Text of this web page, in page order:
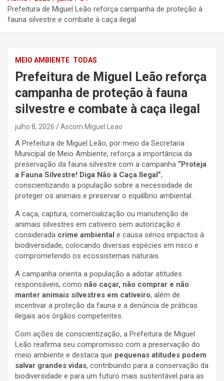
Prefeitura de Miguel Leão reforça campanha de proteção à
fauna silvestre e combate à caça ilegal
MEIO AMBIENTE TODAS
Prefeitura de Miguel Leão reforça
campanha de proteção à fauna
silvestre e combate à caça ilegal
julho 8, 2026 Ascom Miguel Leao
A Prefeitura de Miguel Leão, por meio da Secretaria
Municipal de Meio Ambiente, reforça a importância da
preservação da fauna silvestre com a campanha “Proteja
a Fauna Silvestre! Diga Não à Caça Ilegal”,
conscientizando a população sobre a necessidade de
proteger os animais e preservar o equilíbrio ambiental.
A caça, captura, comercialização ou manutenção de
animais silvestres em cativeiro sem autorização é
considerada crime ambiental e causa sérios impactos à
biodiversidade, colocando diversas espécies em risco e
comprometendo os ecossistemas naturais.
A campanha orienta a população a adotar atitudes
responsáveis, como não caçar, não comprar e não
manter animais silvestres em cativeiro, além de
incentivar a proteção da fauna e a denúncia de práticas
ilegais aos órgãos competentes.
Com ações de conscientização, a Prefeitura de Miguel
Leão reafirma seu compromisso com a preservação do
meio ambiente e destaca que pequenas atitudes podem
salvar grandes vidas, contribuindo para a conservação da
biodiversidade e para um futuro mais sustentável para as